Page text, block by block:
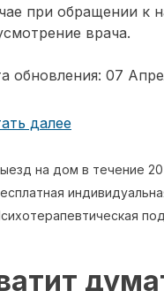
при обращении к
врача.
обновления: 07
далее
на дом в течение